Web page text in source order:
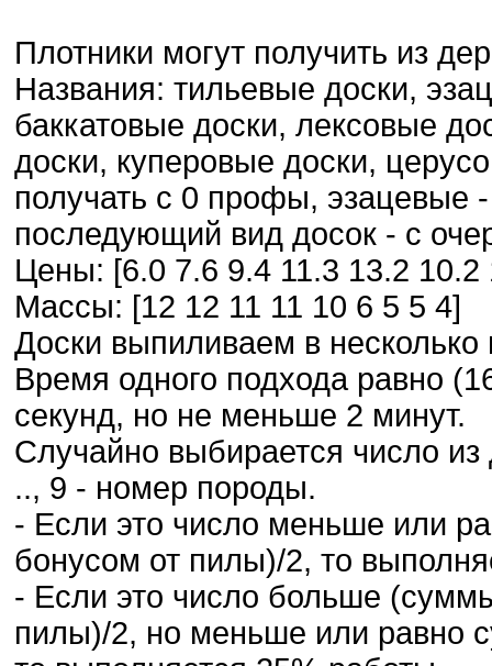
Плотники могут получить из
Названия: тильевые доски,
баккатовые доски, лексовые
доски, куперовые доски,
получать с 0 профы, эзацевые
последующий вид досок - с
Цены: [6.0 7.6 9.4 11.3 13.2 10.2
Массы: [12 12 11 11 10 6 5 5 4]
Доски выпиливаем в несколько
Время одного подхода равно
секунд, но не меньше 2 минут.
Случайно выбирается число
.., 9 - номер породы.
- Если это число меньше или
бонусом от пилы)/2, то
- Если это число больше
пилы)/2, но меньше или равно